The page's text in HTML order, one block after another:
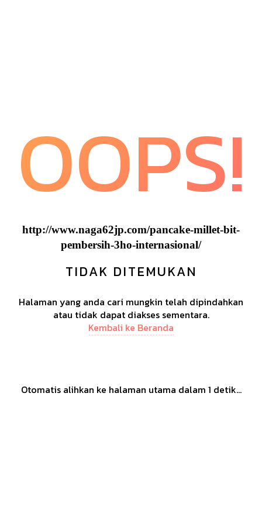
OOPS!
http://www.naga62jp.com/pancake-millet-bit-
pembersih-3ho-internasional/
TIDAK DITEMUKAN
Halaman yang anda cari mungkin telah dipindahkan
atau tidak dapat diakses sementara.
Kembali ke Beranda
Otomatis alihkan ke halaman utama dalam 1 detik...